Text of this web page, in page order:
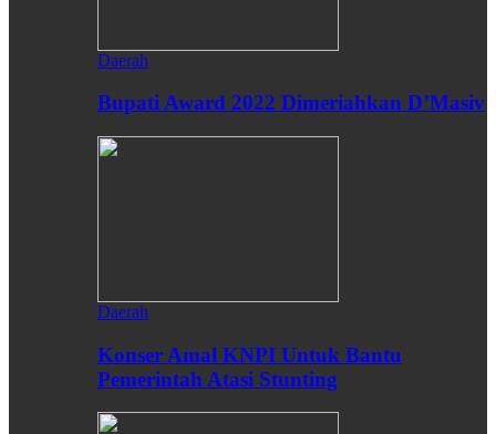
Daerah
Bupati Award 2022 Dimeriahkan D’Masiv
Daerah
Konser Amal KNPI Untuk Bantu
Pemerintah Atasi Stunting